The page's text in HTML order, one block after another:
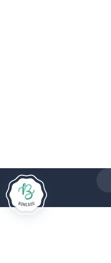
fonctionnalités du site.
fins d'analyse ou de marketing.
Accepter les cookies